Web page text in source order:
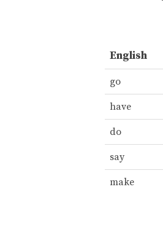
English
go
have
do
say
make